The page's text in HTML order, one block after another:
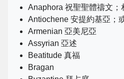
Anaphora 祝聖聖體禱文；
Antiochene 安提約基亞；
Armenian 亞美尼亞
Assyrian 亞述
Beatitude 真福
Bragan